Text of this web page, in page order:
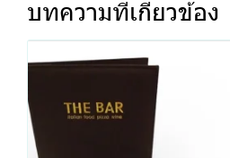
บทความที่เกี่ยวข้อง